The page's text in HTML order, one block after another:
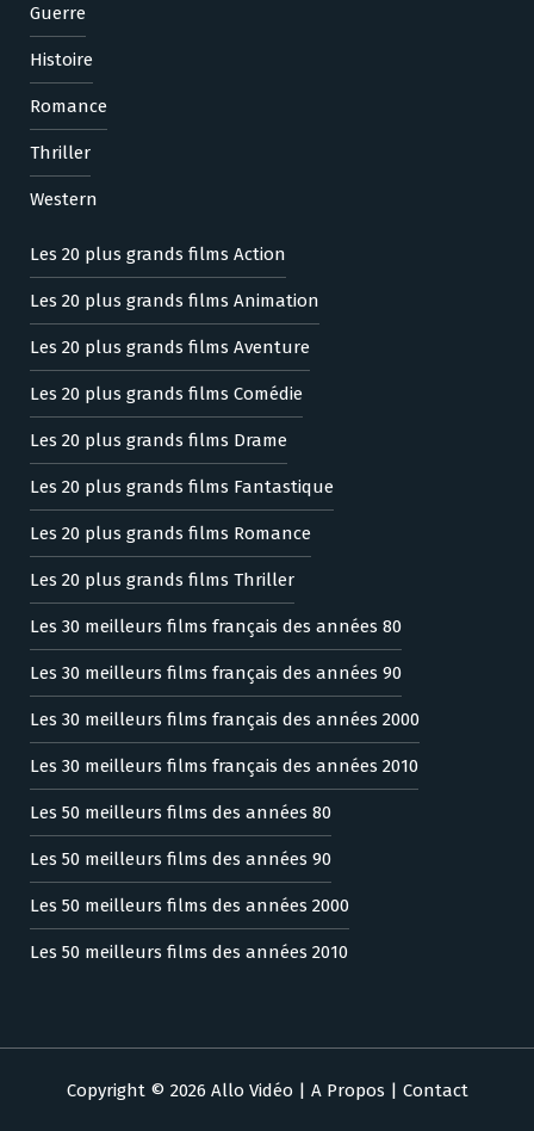
Guerre
Histoire
Romance
Thriller
Western
Les 20 plus grands films Action
Les 20 plus grands films Animation
Les 20 plus grands films Aventure
Les 20 plus grands films Comédie
Les 20 plus grands films Drame
Les 20 plus grands films Fantastique
Les 20 plus grands films Romance
Les 20 plus grands films Thriller
Les 30 meilleurs films français des années 80
Les 30 meilleurs films français des années 90
Les 30 meilleurs films français des années 2000
Les 30 meilleurs films français des années 2010
Les 50 meilleurs films des années 80
Les 50 meilleurs films des années 90
Les 50 meilleurs films des années 2000
Les 50 meilleurs films des années 2010
Copyright © 2026 Allo Vidéo | A Propos | Contact